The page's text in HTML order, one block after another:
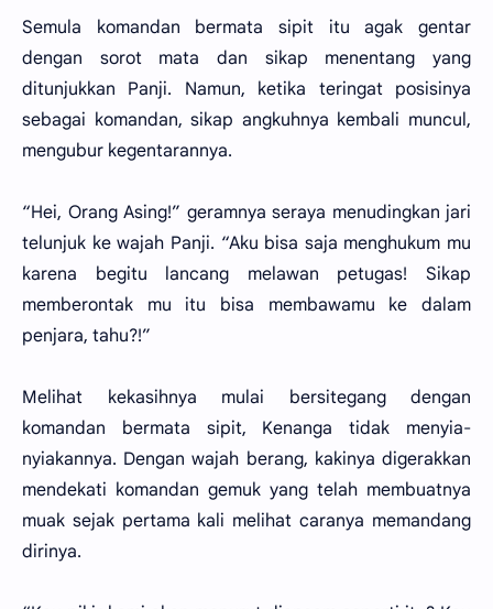
Semula komandan bermata sipit itu agak gentar
dengan sorot mata dan sikap menentang yang
ditunjukkan Panji. Namun, ketika teringat posisinya
sebagai komandan, sikap angkuhnya kembali muncul,
mengubur kegentarannya.
“Hei, Orang Asing!” geramnya seraya menudingkan jari
telunjuk ke wajah Panji. “Aku bisa saja menghukum mu
karena begitu lancang melawan petugas! Sikap
memberontak mu itu bisa membawamu ke dalam
penjara, tahu?!”
Melihat kekasihnya mulai bersitegang dengan
komandan bermata sipit, Kenanga tidak menyia-
nyiakannya. Dengan wajah berang, kakinya digerakkan
mendekati komandan gemuk yang telah membuatnya
muak sejak pertama kali melihat caranya memandang
dirinya.